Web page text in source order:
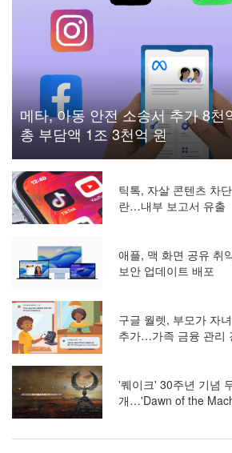
메타, 아동 안전 소송서 추가 8
총 부담액 1조 3천억 원
틱톡, 자살 콘텐츠 차
란…내부 보고서 유출
애플, 맥 화면 공유 취
보안 업데이트 배포
구글 월렛, 부모가 자
추가…가족 금융 관리
'퀘이크' 30주년 기념
개…'Dawn of the